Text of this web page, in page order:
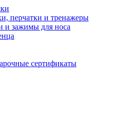
перчатки и тренажеры
и зажимы для носа
сертификаты